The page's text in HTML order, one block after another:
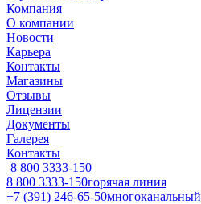
Компания
О компании
Новости
Карьера
Контакты
Магазины
Отзывы
Лицензии
Документы
Галерея
Контакты
8 800 3333-150
8 800 3333-150горячая линия
+7 (391) 246-65-50многоканальный